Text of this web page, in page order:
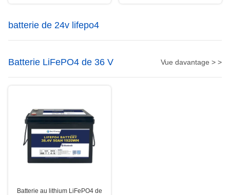
batterie de 24v lifepo4
Batterie LiFePO4 de 36 V Vue davantage > >
Batterie au lithium LiFePO4 de